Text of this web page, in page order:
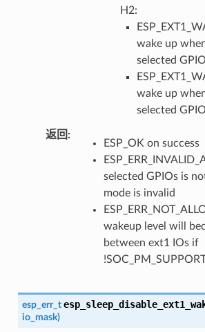
H2:
wake up
selected
wake up
selected
返回 :
ESP_OK on success
selected GPIOs is
mode is invalid
wakeup level will
between ext1 IOs if
esp_err_t
io_mask)